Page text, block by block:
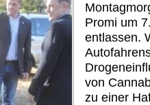
Promi um
entlassen.
von
zu einer